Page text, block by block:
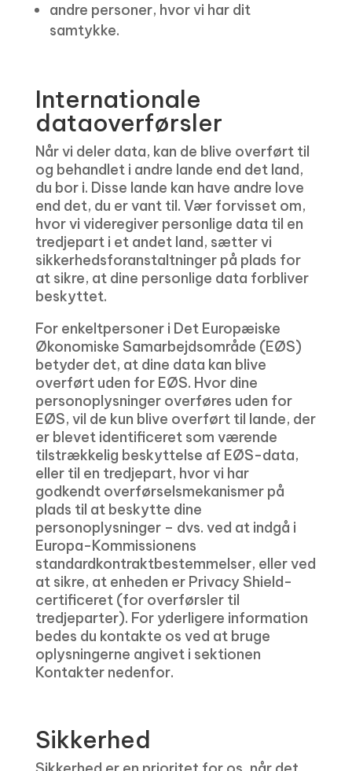
andre personer, hvor vi har dit
samtykke.
Internationale
dataoverførsler
Når vi deler data, kan de blive overført til
og behandlet i andre lande end det land,
du bor i. Disse lande kan have andre love
end det, du er vant til. Vær forvisset om,
hvor vi videregiver personlige data til en
tredjepart i et andet land, sætter vi
sikkerhedsforanstaltninger på plads for
at sikre, at dine personlige data forbliver
beskyttet.
For enkeltpersoner i Det Europæiske
Økonomiske Samarbejdsområde (EØS)
betyder det, at dine data kan blive
overført uden for EØS. Hvor dine
personoplysninger overføres uden for
EØS, vil de kun blive overført til lande, der
er blevet identificeret som værende
tilstrækkelig beskyttelse af EØS-data,
eller til en tredjepart, hvor vi har
godkendt overførselsmekanismer på
plads til at beskytte dine
personoplysninger – dvs. ved at indgå i
Europa-Kommissionens
standardkontraktbestemmelser, eller ved
at sikre, at enheden er Privacy Shield-
certificeret (for overførsler til
tredjeparter). For yderligere information
bedes du kontakte os ved at bruge
oplysningerne angivet i sektionen
Kontakter nedenfor.
Sikkerhed